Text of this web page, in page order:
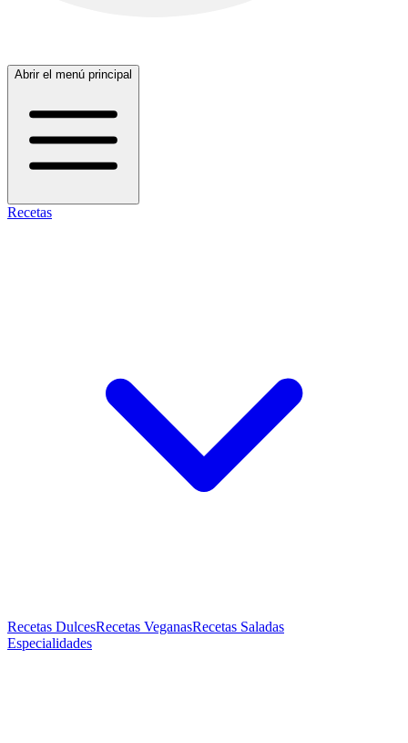
Abrir el menú principal
Recetas
Recetas DulcesRecetas VeganasRecetas Saladas
Especialidades